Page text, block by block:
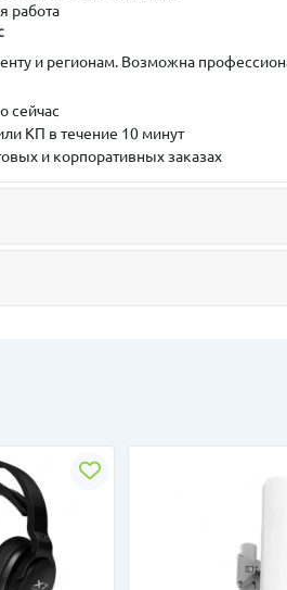
работа
и регионам. Возможна
сейчас
КП в течение 10 минут
и корпоративных заказах